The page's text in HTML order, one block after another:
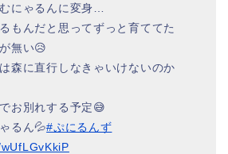
にゃるんに変身…
もんだと思ってずっと育ててた
無い😥
森に直行しなきゃいけないのか
お別れする予定😅
るん💦#ぷにるんず